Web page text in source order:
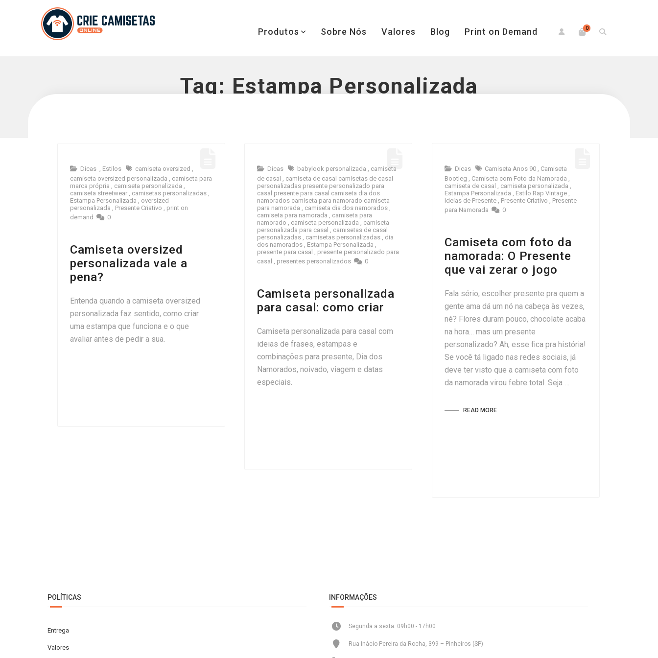
0
Produtos Sobre Nós Valores Blog Print on Demand
Tag: Estampa Personalizada
Dicas , Estilos camiseta oversized ,
camiseta oversized personalizada , camiseta para
marca própria , camiseta personalizada ,
camiseta streetwear , camisetas personalizadas ,
Estampa Personalizada , oversized
personalizada , Presente Criativo , print on
demand
0
Camiseta oversized
personalizada vale a
pena?
Entenda quando a camiseta oversized
personalizada faz sentido, como criar
uma estampa que funciona e o que
avaliar antes de pedir a sua.
Dicas babylook personalizada , camiseta
de casal , camiseta de casal camisetas de casal
personalizadas presente personalizado para
casal presente para casal camiseta dia dos
namorados camiseta para namorado camiseta
para namorada , camiseta dia dos namorados ,
camiseta para namorada , camiseta para
namorado , camiseta personalizada , camiseta
personalizada para casal , camisetas de casal
personalizadas , camisetas personalizadas , dia
dos namorados , Estampa Personalizada ,
presente para casal , presente personalizado para
casal , presentes personalizados 0
Camiseta personalizada
para casal: como criar
Camiseta personalizada para casal com
ideias de frases, estampas e
combinações para presente, Dia dos
Namorados, noivado, viagem e datas
especiais.
Dicas Camiseta Anos 90 , Camiseta
Bootleg , Camiseta com Foto da Namorada ,
camiseta de casal , camiseta personalizada ,
Estampa Personalizada , Estilo Rap Vintage ,
Ideias de Presente , Presente Criativo , Presente
para Namorada
0
Camiseta com foto da
namorada: O Presente
que vai zerar o jogo
Fala sério, escolher presente pra quem a
gente ama dá um nó na cabeça às vezes,
né? Flores duram pouco, chocolate acaba
na hora… mas um presente
personalizado? Ah, esse fica pra história!
Se você tá ligado nas redes sociais, já
deve ter visto que a camiseta com foto
da namorada virou febre total. Seja …
READ MORE
POLÍTICAS
Entrega
Valores
INFORMAÇÕES
Segunda a sexta: 09h00 - 17h00
Rua Inácio Pereira da Rocha, 399 – Pinheiros (SP)